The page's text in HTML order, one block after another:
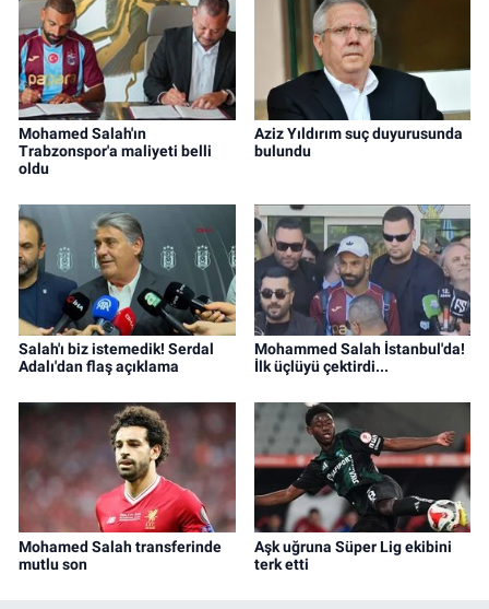
Mohamed Salah'ın
Trabzonspor'a maliyeti belli
oldu
Aziz Yıldırım suç duyurusunda
bulundu
Salah'ı biz istemedik! Serdal
Adalı'dan flaş açıklama
Mohammed Salah İstanbul'da!
İlk üçlüyü çektirdi...
Mohamed Salah transferinde
mutlu son
Aşk uğruna Süper Lig ekibini
terk etti